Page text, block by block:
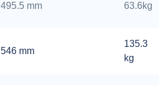
495.5 mm 63.6kg
546 mm
135.3
kg